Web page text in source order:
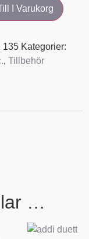
I Varukorg
135 Kategorier:
, Tillbehör
…